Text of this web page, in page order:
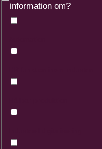
information om?